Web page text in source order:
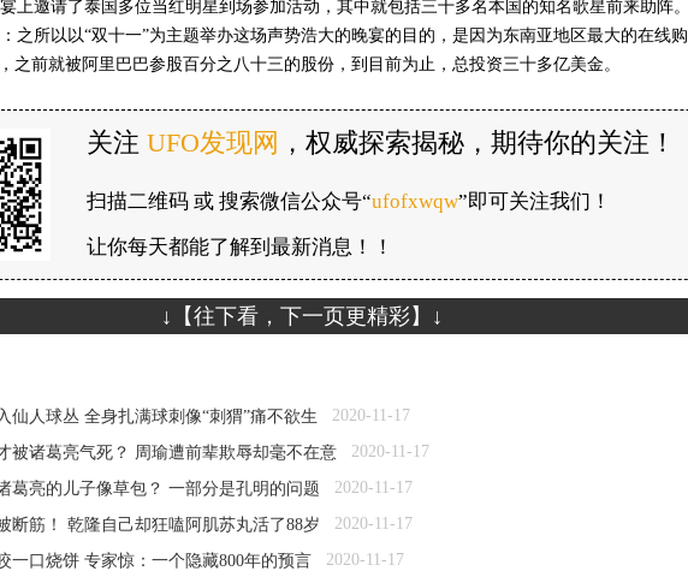
上邀请了泰国多位当红明星到场参加活动，其中就包括三十多名本国的知名歌星前来助阵。
之所以以“双十一”为主题举办这场声势浩大的晚宴的目的，是因为东南亚地区最大的在线购
之前就被阿里巴巴参股百分之八十三的股份，到目前为止，总投资三十多亿美金。
关注 UFO发现网 ，权威探索揭秘，期待你的关注！
扫描二维码 或 搜索微信公众号“ufofxwqw”即可关注我们！
让你每天都能了解到最新消息！！
↓【往下看，下一页更精彩】↓
仙人球丛 全身扎满球刺像“刺猬”痛不欲生 2020-11-17
被诸葛亮气死？ 周瑜遭前辈欺辱却毫不在意 2020-11-17
葛亮的儿子像草包？ 一部分是孔明的问题 2020-11-17
断筋！ 乾隆自己却狂嗑阿肌苏丸活了88岁 2020-11-17
一口烧饼 专家惊：一个隐藏800年的预言 2020-11-17